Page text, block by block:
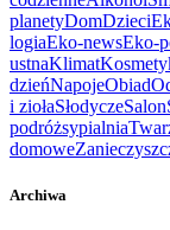
planetyDomDzieci
logiaEko-newsEko-
ustnaKlimat
dzieńNapojeObiad
i ziołaSłodyczeSalon
podróżsypialnia
domowe
Archiwa